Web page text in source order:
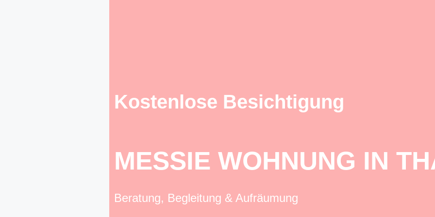
Kostenlose Besichtigung
MESSIE WOHNUNG IN
Beratung, Begleitung & Aufräumung